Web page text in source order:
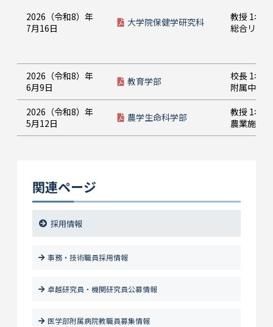
2026（令和8）年
7月16日
大学院保健学研究科
教授 1名
総合リハ
2026（令和8）年
6月9日
教育学部
校長 1名
附属中学校
2026（令和8）年
5月12日
農学生命科学部
教授 1名
農業施設
関連ページ
採用情報
事務・技術職員採用情報
卓越研究員・機関研究員公募情報
医学部附属病院教職員募集情報